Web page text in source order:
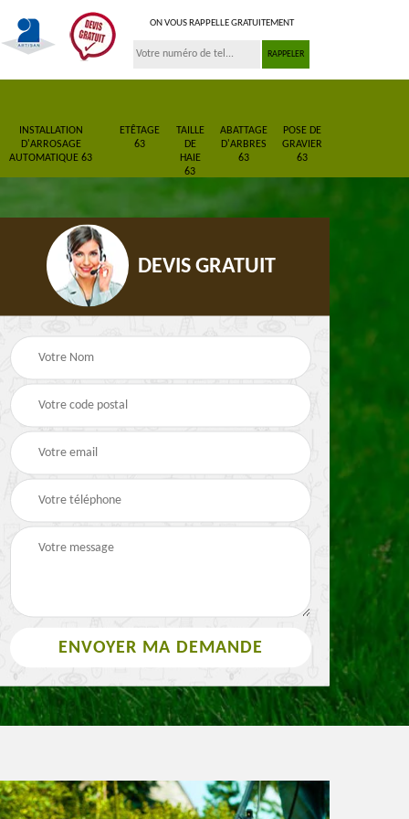
ON VOUS RAPPELLE GRATUITEMENT
INSTALLATION
D'ARROSAGE
AUTOMATIQUE 63
ETÊTAGE
63
TAILLE
DE
HAIE
63
ABATTAGE
D'ARBRES
63
POSE DE
GRAVIER
63
Pose de gazon en
rouleau 63
Paysagiste 63
DEVIS GRATUIT